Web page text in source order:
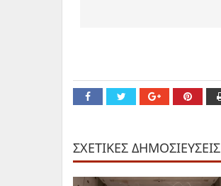
ΣΧΕΤΙΚΕΣ ΔΗΜΟΣΙΕΥΣΕΙΣ